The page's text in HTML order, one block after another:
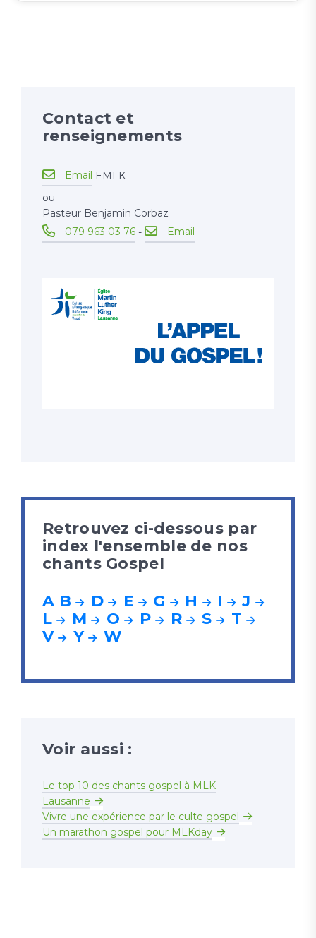
Contact et
renseignements
Email EMLK
ou
Pasteur Benjamin Corbaz
079 963 03 76 - Email
Retrouvez ci-dessous par
index l'ensemble de nos
chants Gospel
A B D E G H I
J
L
M O P R S
T
V
Y W
Voir aussi :
Le top 10 des chants gospel à MLK
Lausanne
Vivre une expérience par le culte gospel
Un marathon gospel pour MLKday